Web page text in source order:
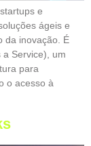
e
ágeis e
da inovação. É
Service), um
para
o acesso à